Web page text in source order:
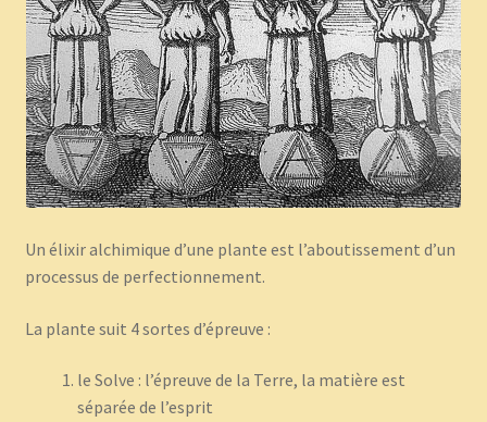
Méditations Labyrinthiques guidées
Mon Compte
page test diaporama
Panier
Un élixir alchimique d’une plante est l’aboutissement d’un
processus de perfectionnement.
La plante suit 4 sortes d’épreuve :
le Solve : l’épreuve de la Terre, la matière est
séparée de l’esprit